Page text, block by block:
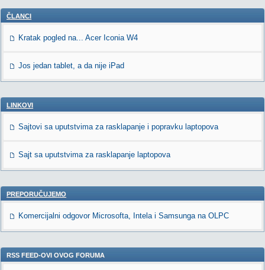
ČLANCI
Kratak pogled na... Acer Iconia W4
Jos jedan tablet, a da nije iPad
LINKOVI
Sajtovi sa uputstvima za rasklapanje i popravku laptopova
Sajt sa uputstvima za rasklapanje laptopova
PREPORUČUJEMO
Komercijalni odgovor Microsofta, Intela i Samsunga na OLPC
RSS FEED-OVI OVOG FORUMA